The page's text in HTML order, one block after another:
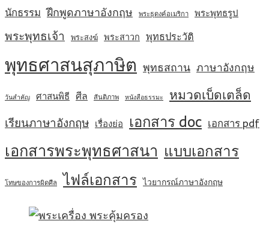
นักธรรม ฝึกพูดภาษาอังกฤษ พระธุดงค์อเมริกา พระพุทธรูป
พระพุทธเจ้า พระสงฆ์ พระสาวก พุทธประวัติ
พุทธศาสนสุภาษิต พุทธสถาน ภาษาอังกฤษ
วันสำคัญ ศาสนพิธี ศีล สันติภาพ หนังสือธรรมะ หมวดเบ็ดเตล็ด
เรียนภาษาอังกฤษ เรื่องย่อ เอกสาร doc เอกสาร pdf
เอกสารพระพุทธศาสนา แบบเอกสาร
โทษของการผิดศีล ไฟล์เอกสาร ไวยากรณ์ภาษาอังกฤษ